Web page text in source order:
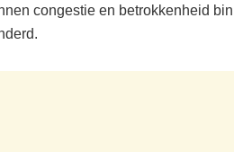
congestie en betrokkenheid